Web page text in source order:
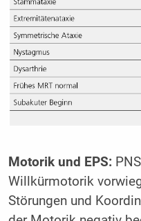
Motorik und EPS:
Willkürmotorik
Störungen und